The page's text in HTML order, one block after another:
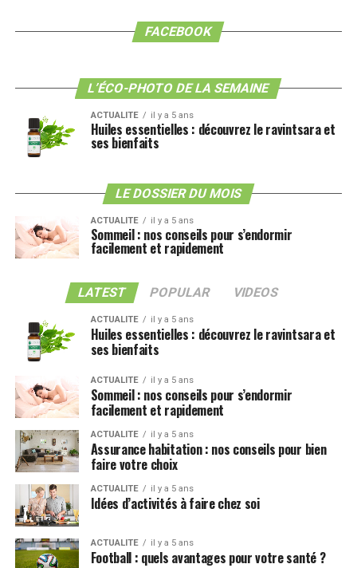
FACEBOOK
L’ÉCO-PHOTO DE LA SEMAINE
ACTUALITE il y a 5 ans
Huiles essentielles : découvrez le ravintsara et
ses bienfaits
LE DOSSIER DU MOIS
ACTUALITE il y a 5 ans
Sommeil : nos conseils pour s’endormir
facilement et rapidement
LATEST POPULAR VIDEOS
ACTUALITE il y a 5 ans
Huiles essentielles : découvrez le ravintsara et
ses bienfaits
ACTUALITE il y a 5 ans
Sommeil : nos conseils pour s’endormir
facilement et rapidement
ACTUALITE il y a 5 ans
Assurance habitation : nos conseils pour bien
faire votre choix
ACTUALITE il y a 5 ans
Idées d’activités à faire chez soi
ACTUALITE il y a 5 ans
Football : quels avantages pour votre santé ?